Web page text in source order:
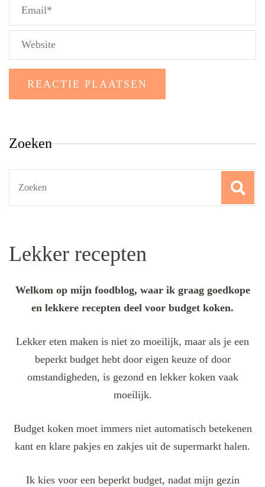
Zoeken
Lekker recepten
Welkom op mijn foodblog, waar ik graag goedkope
en lekkere recepten deel voor budget koken.
Lekker eten maken is niet zo moeilijk, maar als je een
beperkt budget hebt door eigen keuze of door
omstandigheden, is gezond en lekker koken vaak
moeilijk.
Budget koken moet immers niet automatisch betekenen
kant en klare pakjes en zakjes uit de supermarkt halen.
Ik kies voor een beperkt budget, nadat mijn gezin